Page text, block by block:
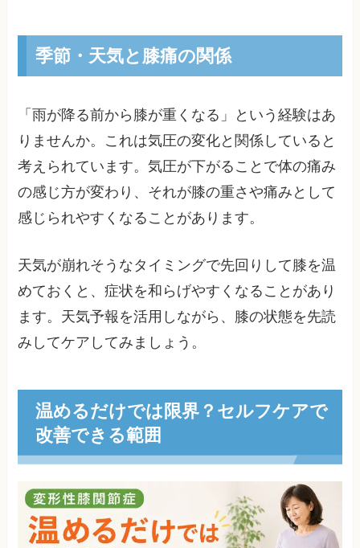
季節・天気と膝痛の関係
「雨が降る前から膝が重くなる」という経験はあ
りませんか。これは気圧の変化と関係していると
考えられています。気圧が下がることで体の痛み
の感じ方が変わり、それが膝の重さや痛みとして
感じられやすくなることがあります。
天気が崩れそうなタイミングで先回りして膝を温
めておくと、症状を和らげやすくなることがあり
ます。天気予報を活用しながら、膝の状態を先読
みしてケアしてみましょう。
温めるだけでは限界？セルフケアで
改善できる範囲